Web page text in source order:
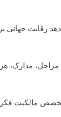
می دهد رقابت
مراحل، مدارک،
مالکیت